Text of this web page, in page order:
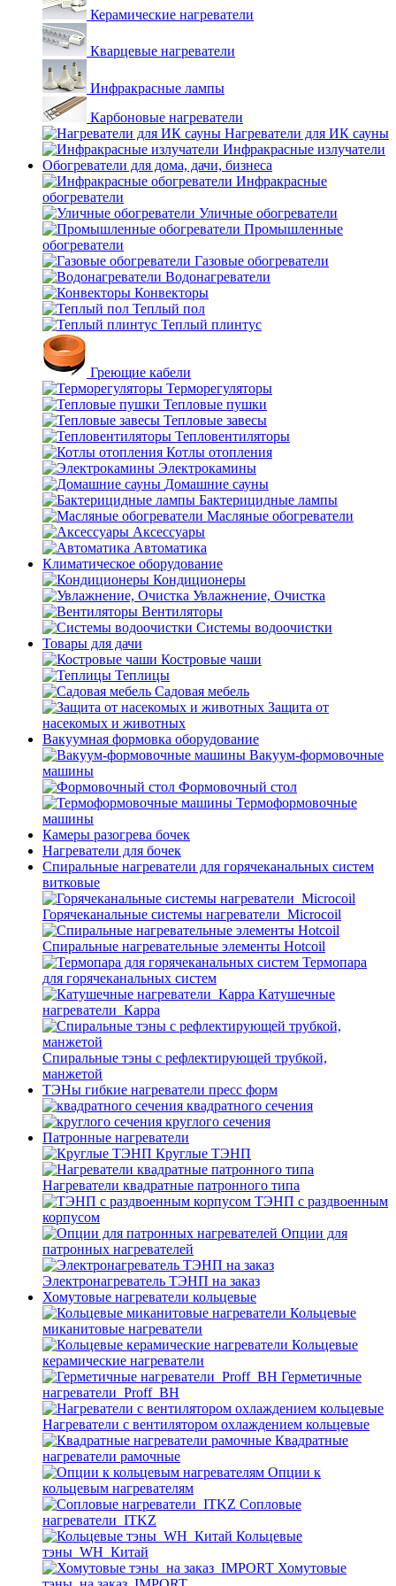
Керамические нагреватели
Кварцевые нагреватели
Инфракрасные лампы
Карбоновые нагреватели
Нагреватели для ИК сауны
Инфракрасные излучатели
Обогреватели для дома, дачи, бизнеса
Инфракрасные
обогреватели
Уличные обогреватели
Промышленные
обогреватели
Газовые обогреватели
Водонагреватели
Конвекторы
Теплый пол
Теплый плинтус
Греющие кабели
Терморегуляторы
Тепловые пушки
Тепловые завесы
Тепловентиляторы
Котлы отопления
Электрокамины
Домашние сауны
Бактерицидные лампы
Масляные обогреватели
Аксессуары
Автоматика
Климатическое оборудование
Кондиционеры
Увлажнение, Очистка
Вентиляторы
Системы водоочистки
Товары для дачи
Костровые чаши
Теплицы
Садовая мебель
Защита от
насекомых и животных
Вакуумная формовка оборудование
Вакуум-формовочные
машины
Формовочный стол
Термоформовочные
машины
Камеры разогрева бочек
Нагреватели для бочек
Спиральные нагреватели для горячеканальных систем
витковые
Горячеканальные системы нагреватели_Microcoil
Спиральные нагревательные элементы Hotcoil
Термопара
для горячеканальных систем
Катушечные
нагреватели_Карра
Спиральные тэны с рефлектирующей трубкой,
манжетой
ТЭНы гибкие нагреватели пресс форм
квадратного сечения
круглого сечения
Патронные нагреватели
Круглые ТЭНП
Нагреватели квадратные патронного типа
ТЭНП с раздвоенным
корпусом
Опции для
патронных нагревателей
Электронагреватель ТЭНП на заказ
Хомутовые нагреватели кольцевые
Кольцевые
миканитовые нагреватели
Кольцевые
керамические нагреватели
Герметичные
нагреватели_Proff_BH
Нагреватели с вентилятором охлаждением кольцевые
Квадратные
нагреватели рамочные
Опции к
кольцевым нагревателям
Cопловые
нагреватели_ITKZ
Кольцевые
тэны_WH_Китай
Хомутовые